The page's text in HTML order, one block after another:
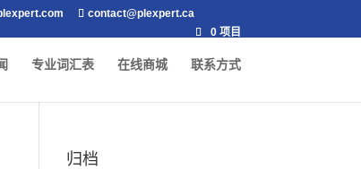
contact@plexpert.ca
0 项目
专业词汇表 在线商城 联系方式
归档